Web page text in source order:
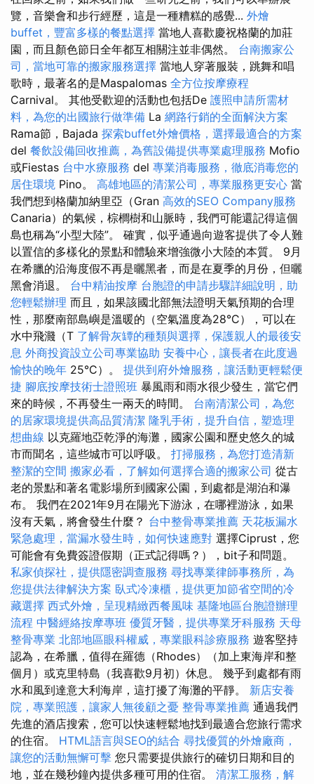
覽，音樂會和步行經歷，這是一種糟糕的感覺... 外燴
buffet，豐富多樣的餐點選擇 當地人喜歡慶祝格蘭的加莊
園，而且顏色節日全年都互相關注並非偶然。 台南搬家公
司，當地可靠的搬家服務選擇 當地人穿著服裝，跳舞和唱
歌時，最著名的是Maspalomas 全方位按摩療程
Carnival。 其他受歡迎的活動也包括De 護照申請所需材
料，為您的出國旅行做準備 La 網路行銷的全面解決方案
Rama節，Bajada 探索buffet外燴價格，選擇最適合的方案
del 餐飲設備回收推薦，為舊設備提供專業處理服務 Mofio
或Fiestas 台中水療服務 del 專業消毒服務，徹底消毒您的
居住環境 Pino。 高雄地區的清潔公司，專業服務更安心 當
我們想到格蘭加納里亞（Gran 高效的SEO Company服務
Canaria）的氣候，棕櫚樹和山脈時，我們可能還記得這個
島也稱為“小型大陸”。 確實，似乎通過向遊客提供了令人難
以置信的多樣化的景點和體驗來增強微小大陸的本質。 9月
在希臘的沿海度假不再是曬黑者，而是在夏季的月份，但曬
黑會消退。 台中精油按摩 台胞證的申請步驟詳細說明，助
您輕鬆辦理 而且，如果該國北部無法證明天氣預期的合理
性，那麼南部島嶼是溫暖的（空氣溫度為28°C），可以在
水中飛濺（T 了解骨灰罈的種類與選擇，保護親人的最後安
息 外商投資設立公司專業協助 安養中心，讓長者在此度過
愉快的晚年 25°C）。 提供到府外燴服務，讓活動更輕鬆便
捷 腳底按摩技術士證照班 暴風雨和雨水很少發生，當它們
來的時候，不再發生一兩天的時間。 台南清潔公司，為您
的居家環境提供高品質清潔 隆乳手術，提升自信，塑造理
想曲線 以克羅地亞乾淨的海灘，國家公園和歷史悠久的城
市而聞名，這些城市可以呼吸。 打掃服務，為您打造清新
整潔的空間 搬家必看，了解如何選擇合適的搬家公司 從古
老的景點和著名電影場所到國家公園，到處都是湖泊和瀑
布。 我們在2021年9月在陽光下游泳，在哪裡游泳，如果
沒有天氣，將會發生什麼？ 台中整骨專業推薦 天花板漏水
緊急處理，當漏水發生時，如何快速應對 選擇Ciprust，您
可能會有免費簽證假期（正式記得嗎？），bit子和問題。
私家偵探社，提供隱密調查服務 尋找專業律師事務所，為
您提供法律解決方案 臥式冷凍櫃，提供更加節省空間的冷
藏選擇 西式外燴，呈現精緻西餐風味 基隆地區台胞證辦理
流程 中醫經絡按摩專班 優質牙醫，提供專業牙科服務 天母
整骨專業 北部地區眼科權威，專業眼科診療服務 遊客堅持
認為，在希臘，值得在羅德（Rhodes）（加上東海岸和整
個月）或克里特島（我喜歡9月初）休息。 幾乎到處都有雨
水和風到達意大利海岸，這打擾了海灘的平靜。 新店安養
院，專業照護，讓家人無後顧之憂 整骨專業推薦 通過我們
先進的酒店搜索，您可以快速輕鬆地找到最適合您旅行需求
的住宿。 HTML語言與SEO的結合 尋找優質的外燴廠商，
讓您的活動無懈可擊 您只需要提供旅行的確切日期和目的
地，並在幾秒鐘內提供多種可用的住宿。 清潔工服務，解